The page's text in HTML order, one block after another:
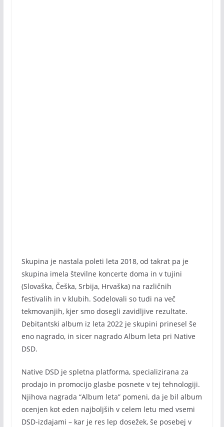
Skupina je nastala poleti leta 2018, od takrat pa je
skupina imela številne koncerte doma in v tujini
(Slovaška, Češka, Srbija, Hrvaška) na različnih
festivalih in v klubih. Sodelovali so tudi na več
tekmovanjih, kjer smo dosegli zavidljive rezultate.
Debitantski album iz leta 2022 je skupini prinesel še
eno nagrado, in sicer nagrado Album leta pri Native
DSD.
Native DSD je spletna platforma, specializirana za
prodajo in promocijo glasbe posnete v tej tehnologiji.
Njihova nagrada “Album leta” pomeni, da je bil album
ocenjen kot eden najboljših v celem letu med vsemi
DSD-izdajami – kar je res lep dosežek, še posebej v